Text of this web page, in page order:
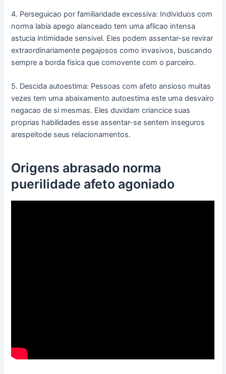
4. Perseguicao por familiaridade excessiva: Individuos com
norma labia apego alanceado tem uma aflicao intensa
astucia intimidade sensivel. Eles podem assentar-se revirar
extraordinariamente pegajosos como invasivos, buscando
sempre a borda fisica que comovente com o parceiro.
5. Descida autoestima: Pessoas com afeto ansioso muitas
vezes tem uma abaixamento autoestima este uma desvairo
negacao de si mesmas. Eles duvidam criancice suas
proprias habilidades esse assentar-se sentem inseguros
arespeitode seus relacionamentos.
Origens abrasado norma
puerilidade afeto agoniado